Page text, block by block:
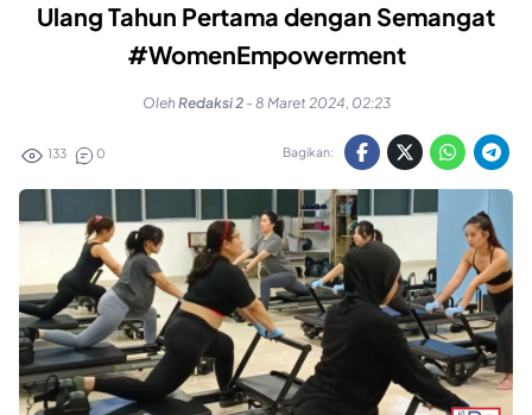
Ulang Tahun Pertama dengan Semangat
#WomenEmpowerment
OlehRedaksi 2 - 8 Maret 2024, 02:23
133 0 Bagikan: